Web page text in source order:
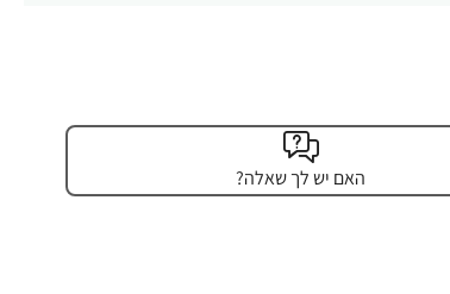
האם יש לך שאלה?